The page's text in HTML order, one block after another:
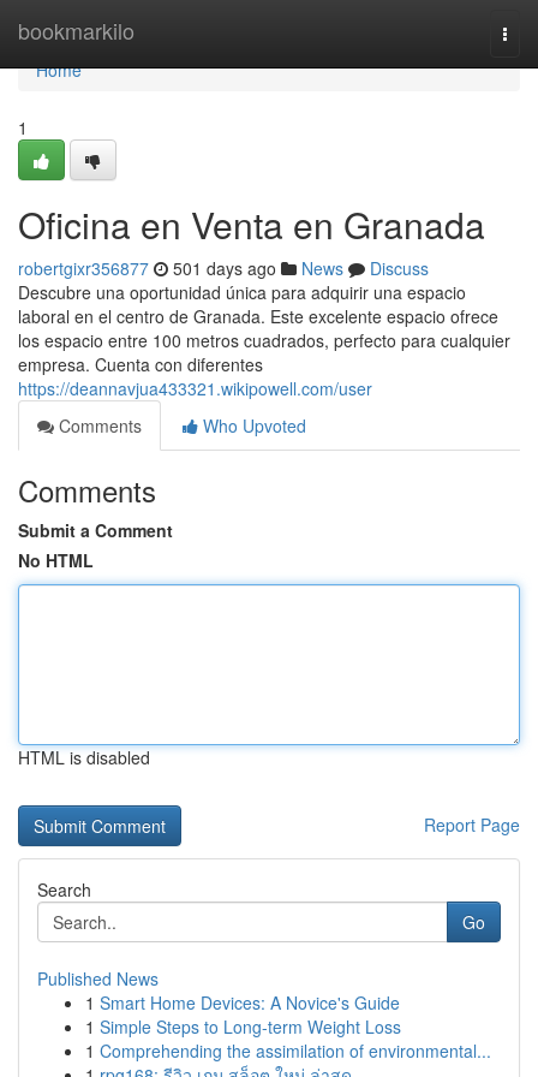
bookmarkilo
Home
Home
1
Oficina en Venta en Granada
robertgixr356877 501 days ago News
Discuss
Descubre una oportunidad única para adquirir una espacio
laboral en el centro de Granada. Este excelente espacio ofrece
los espacio entre 100 metros cuadrados, perfecto para cualquier
empresa. Cuenta con diferentes
https://deannavjua433321.wikipowell.com/user
Comments
Who Upvoted
Comments
Submit a Comment
No HTML
HTML is disabled
Report Page
Search
Go
Published News
1 Smart Home Devices: A Novice's Guide
1 Simple Steps to Long-term Weight Loss
1 Comprehending the assimilation of environmental...